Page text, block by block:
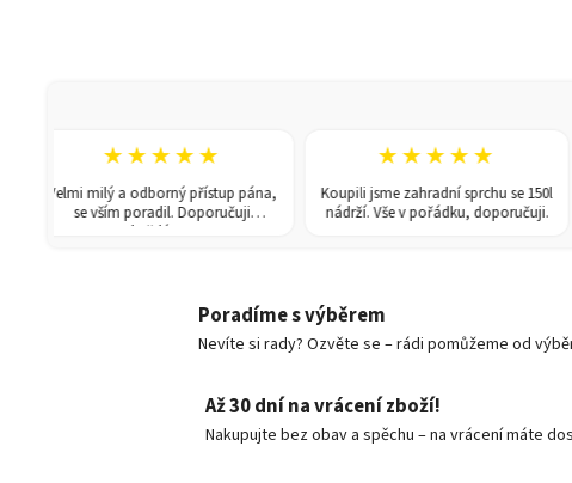
★★★★★
Velmi milý a odborný přístup pána,
se vším poradil. Doporučuji
každému!
★★★★★
Koupili jsme zahradní sprchu se 150l
nádrží. Vše v pořádku, doporučuji.
Poradíme s výběrem
Nevíte si rady? Ozvěte se – rádi pomůžeme od
Až 30 dní na vrácení zboží!
Nakupujte bez obav a spěchu – na vrácení máte